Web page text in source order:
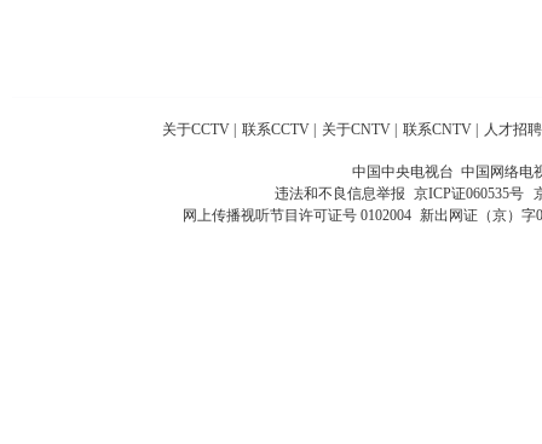
关于CCTV 联系CCTV 关于CNTV 联系CNTV 人才招聘
中国中央电视台 中国网络电
违法和不良信息举报 京ICP证060535号
网上传播视听节目许可证号 0102004 新出网证（京）